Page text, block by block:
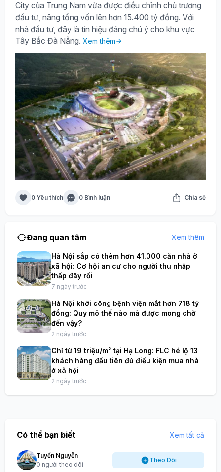
City của Trung Nam vừa được điều chỉnh chủ trương
đầu tư, nâng tổng vốn lên hơn 15.400 tỷ đồng. Với
nhà đầu tư, đây là tín hiệu đáng chú ý cho khu vực
Tây Bắc Đà Nẵng. Xem thêm
0 Yêu thích 0 Bình luận Chia sẻ
Đang quan tâm Xem thêm
Hà Nội sắp có thêm hơn 41.000 căn nhà ở
xã hội: Cơ hội an cư cho người thu nhập
thấp đây rồi
7 ngày trước
Hà Nội khởi công bệnh viện mắt hơn 718 tỷ
đồng: Quy mô thế nào mà được mong chờ
đến vậy?
2 ngày trước
Chỉ từ 19 triệu/m² tại Hạ Long: FLC hé lộ 13
khách hàng đầu tiên đủ điều kiện mua nhà
ở xã hội
2 ngày trước
Có thể bạn biết Xem tất cả
Tuyến Nguyễn
0 người theo dõi
Theo Dõi